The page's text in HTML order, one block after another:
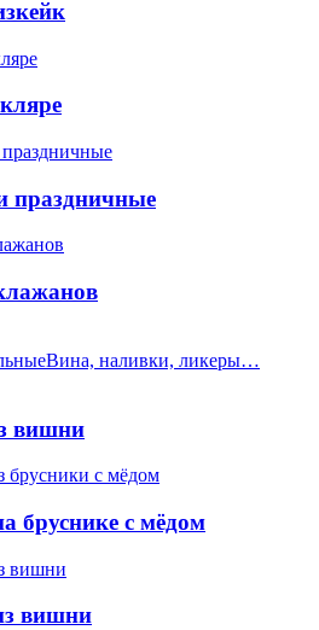
праздничные
Вина, наливки, ликеры…
вишни
бруснике с мёдом
вишни